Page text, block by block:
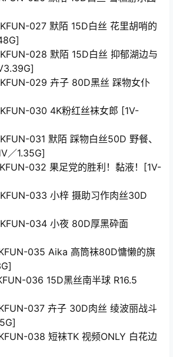
027 默陌 15D白丝 花里胡哨的
028 默陌 15D白丝 抑郁湖边与
029 卉子 80D黑丝 踩物女仆
030 4K粉红丝袜女郎 [1V-
031 默陌 踩物白丝50D 野餐、
／1.35G]
032 果足党的胜利！黏液！[1V-
033 小梓 摄助习作肉丝30D
034 小夜 80D厚黑砕面
035 Aika 高筒袜80D慵懒的旗
036 15D黑丝南半球 R16.5
037 卉子 30D肉丝 绫波丽战斗
038 短袜TK 视频ONLY 白花边